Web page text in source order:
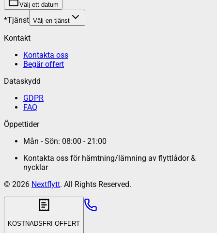
Välj ett datum
*Tjänst Välj en tjänst
Kontakt
Kontakta oss
Begär offert
Dataskydd
GDPR
FAQ
Öppettider
Mån - Sön: 08:00 - 21:00
Kontakta oss för hämtning/lämning av flyttlådor &
nycklar
© 2026 Nextflytt. All Rights Reserved.
KOSTNADSFRI OFFERT